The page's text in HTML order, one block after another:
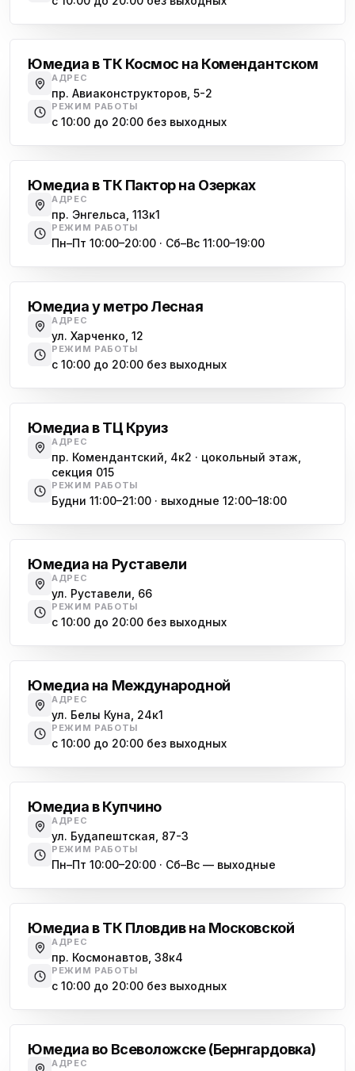
Юмедиа в ТК Космос на Комендантском
АДРЕС
пр. Авиаконструкторов, 5-2
РЕЖИМ РАБОТЫ
с 10:00 до 20:00 без выходных
Юмедиа в ТК Пактор на Озерках
АДРЕС
пр. Энгельса, 113к1
РЕЖИМ РАБОТЫ
Пн–Пт 10:00–20:00 · Сб–Вс 11:00–19:00
Юмедиа у метро Лесная
АДРЕС
ул. Харченко, 12
РЕЖИМ РАБОТЫ
с 10:00 до 20:00 без выходных
Юмедиа в ТЦ Круиз
АДРЕС
пр. Комендантский, 4к2 · цокольный этаж,
секция 015
РЕЖИМ РАБОТЫ
Будни 11:00–21:00 · выходные 12:00–18:00
Юмедиа на Руставели
АДРЕС
ул. Руставели, 66
РЕЖИМ РАБОТЫ
с 10:00 до 20:00 без выходных
Юмедиа на Международной
АДРЕС
ул. Белы Куна, 24к1
РЕЖИМ РАБОТЫ
с 10:00 до 20:00 без выходных
Юмедиа в Купчино
АДРЕС
ул. Будапештская, 87-3
РЕЖИМ РАБОТЫ
Пн–Пт 10:00–20:00 · Сб–Вс — выходные
Юмедиа в ТК Пловдив на Московской
АДРЕС
пр. Космонавтов, 38к4
РЕЖИМ РАБОТЫ
с 10:00 до 20:00 без выходных
Юмедиа во Всеволожске (Бернгардовка)
АДРЕС